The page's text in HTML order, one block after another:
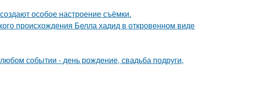
особое настроение съёмки.
происхождения Белла хадид в откровенном виде
событии - день рождение, свадьба подруги,